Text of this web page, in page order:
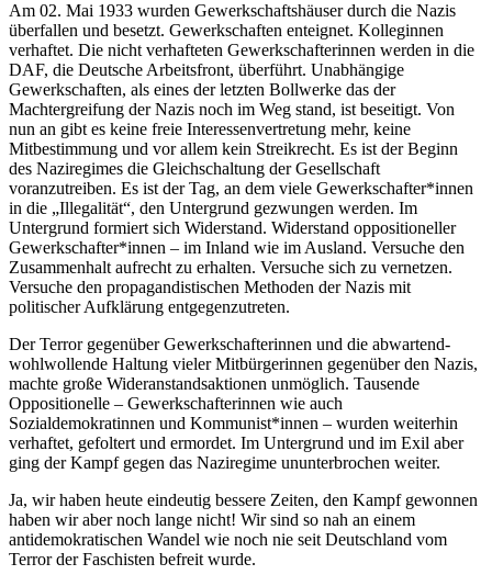
Am 02. Mai 1933 wurden Gewerkschaftshäuser durch die Nazis
überfallen und besetzt. Gewerkschaften enteignet. Kolleginnen
verhaftet. Die nicht verhafteten Gewerkschafterinnen werden in die
DAF, die Deutsche Arbeitsfront, überführt. Unabhängige
Gewerkschaften, als eines der letzten Bollwerke das der
Machtergreifung der Nazis noch im Weg stand, ist beseitigt. Von
nun an gibt es keine freie Interessenvertretung mehr, keine
Mitbestimmung und vor allem kein Streikrecht. Es ist der Beginn
des Naziregimes die Gleichschaltung der Gesellschaft
voranzutreiben. Es ist der Tag, an dem viele Gewerkschafter*innen
in die „Illegalität“, den Untergrund gezwungen werden. Im
Untergrund formiert sich Widerstand. Widerstand oppositioneller
Gewerkschafter*innen – im Inland wie im Ausland. Versuche den
Zusammenhalt aufrecht zu erhalten. Versuche sich zu vernetzen.
Versuche den propagandistischen Methoden der Nazis mit
politischer Aufklärung entgegenzutreten.
Der Terror gegenüber Gewerkschafterinnen und die abwartend-
wohlwollende Haltung vieler Mitbürgerinnen gegenüber den Nazis,
machte große Wideranstandsaktionen unmöglich. Tausende
Oppositionelle – Gewerkschafterinnen wie auch
Sozialdemokratinnen und Kommunist*innen – wurden weiterhin
verhaftet, gefoltert und ermordet. Im Untergrund und im Exil aber
ging der Kampf gegen das Naziregime ununterbrochen weiter.
Ja, wir haben heute eindeutig bessere Zeiten, den Kampf gewonnen
haben wir aber noch lange nicht! Wir sind so nah an einem
antidemokratischen Wandel wie noch nie seit Deutschland vom
Terror der Faschisten befreit wurde.